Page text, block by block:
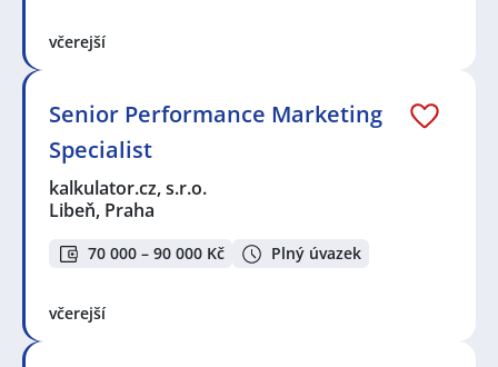
včerejší
Senior Performance Marketing
Specialist
kalkulator.cz, s.r.o.
Libeň, Praha
70 000 – 90 000 Kč Plný úvazek
včerejší